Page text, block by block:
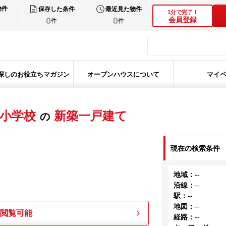
件 保存した条件
0件
最近見た物件
0件
1分で完了！
会員登録
しのお役立ちマガジン オープンハウスについて マイ
学校 の 新築一戸建て
覧可能
現在の検索条件
地域 ：--
沿線 ：--
駅 ：--
地図 ：--
経路 ：--